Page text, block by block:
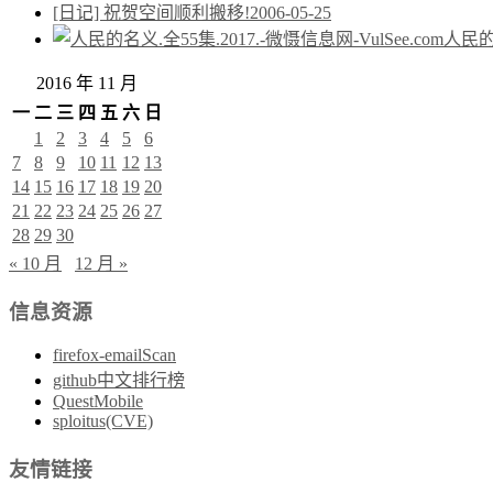
[日记] 祝贺空间顺利搬移!2006-05-25
人民
2016 年 11 月
一 二 三 四 五 六 日
1
2 3 4 5
6
7
8 9 10 11 12 13
14 15 16 17 18 19 20
21 22 23 24 25 26 27
28 29 30
« 10 月
12 月 »
信息资源
firefox-emailScan
github中文排行榜
QuestMobile
sploitus(CVE)
友情链接